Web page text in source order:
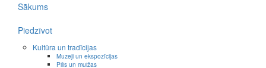
Sākums
Piedzīvot
Kultūra un tradīcijas
Muzeji un ekspozīcijas
Pilis un muižas